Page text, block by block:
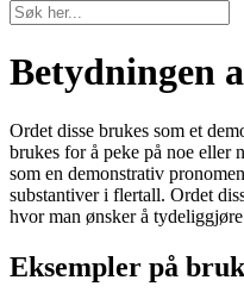
Betydningen
Ordet disse brukes som et
brukes for å peke på noe eller
som en demonstrativ
substantiver i flertall. Ordet
hvor man ønsker å
Eksempler på bruk